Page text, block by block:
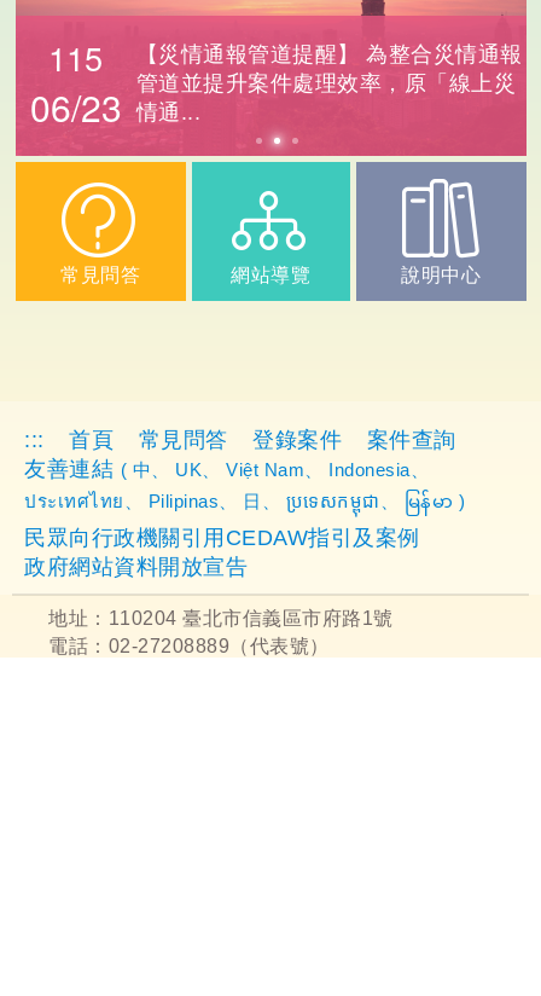
115
06/23
【災情通報管道提醒】 為整合災情通報
管道並提升案件處理效率，原「線上災
情通...
常見問答 網站導覽 說明中心
::: 首頁 常見問答 登錄案件
案件查詢
友善連結 ( 中 UK Việt Nam Indonesia
ประเทศไทย
Pilipinas 日 ប្រទេសកម្ពុជា မြန်မာ )
民眾向行政機關引用CEDAW指引及案例
政府網站資料開放宣告
地址：110204 臺北市信義區市府路1號
電話：02-27208889（代表號）